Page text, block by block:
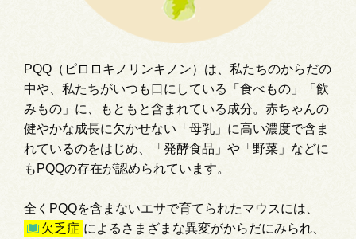
PQQ（ピロロキノリンキノン）は、私たちのからだの
中や、私たちがいつも口にしている「食べもの」「飲
みもの」に、もともと含まれている成分。赤ちゃんの
健やかな成長に欠かせない「母乳」に高い濃度で含ま
れているのをはじめ、「発酵食品」や「野菜」などに
もPQQの存在が認められています。
全くPQQを含まないエサで育てられたマウスには、
欠乏症 によるさまざまな異変がからだにみられ、